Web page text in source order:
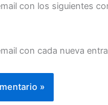
con los siguientes
con cada nueva